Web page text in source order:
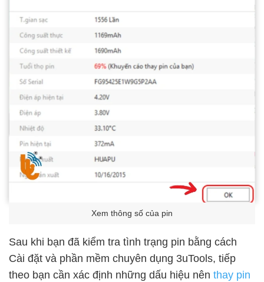
Xem thông số của pin
Sau khi bạn đã kiểm tra tình trạng pin bằng cách
Cài đặt và phần mềm chuyên dụng 3uTools, tiếp
theo bạn cần xác định những dấu hiệu nên thay pin